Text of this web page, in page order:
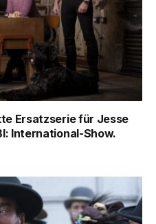
Ersatzserie für Jesse
International-Show.